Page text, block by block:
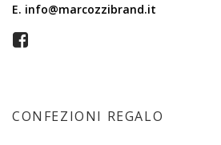
E. info@marcozzibrand.it
CONFEZIONI REGALO